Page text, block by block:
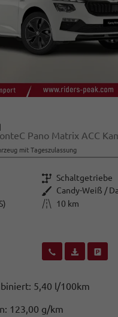
mit Tageszulassung
Getriebe Schaltgetriebe
Außenfarbe
Kilometerstand
10 km
Wir rufen Sie an
5,40 l/100km
123,00 g/km